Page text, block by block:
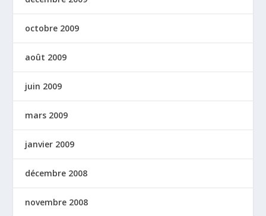
octobre 2009
août 2009
juin 2009
mars 2009
janvier 2009
décembre 2008
novembre 2008